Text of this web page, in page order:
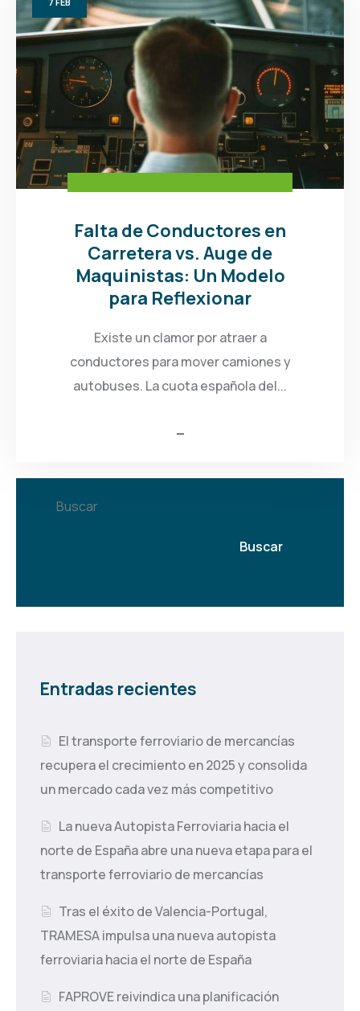
Falta de Conductores en
Carretera vs. Auge de
Maquinistas: Un Modelo
para Reflexionar
Existe un clamor por atraer a
conductores para mover camiones y
autobuses. La cuota española del...
Buscar
Buscar
Entradas recientes
El transporte ferroviario de mercancías
recupera el crecimiento en 2025 y consolida
un mercado cada vez más competitivo
La nueva Autopista Ferroviaria hacia el
norte de España abre una nueva etapa para el
transporte ferroviario de mercancías
Tras el éxito de Valencia-Portugal,
TRAMESA impulsa una nueva autopista
ferroviaria hacia el norte de España
FAPROVE reivindica una planificación